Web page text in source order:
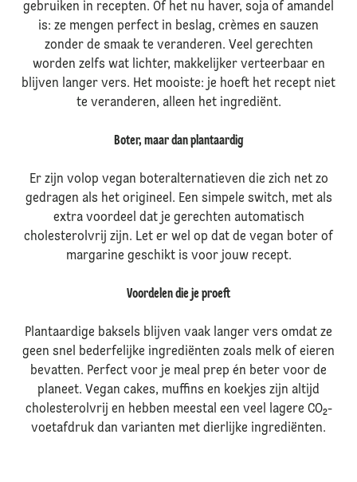
gebruiken in recepten. Of het nu haver, soja of amandel
is: ze mengen perfect in beslag, crèmes en sauzen
zonder de smaak te veranderen. Veel gerechten
worden zelfs wat lichter, makkelijker verteerbaar en
blijven langer vers. Het mooiste: je hoeft het recept niet
te veranderen, alleen het ingrediënt.
Boter, maar dan plantaardig
Er zijn volop vegan boteralternatieven die zich net zo
gedragen als het origineel. Een simpele switch, met als
extra voordeel dat je gerechten automatisch
cholesterolvrij zijn. Let er wel op dat de vegan boter of
margarine geschikt is voor jouw recept.
Voordelen die je proeft
Plantaardige baksels blijven vaak langer vers omdat ze
geen snel bederfelijke ingrediënten zoals melk of eieren
bevatten. Perfect voor je meal prep én beter voor de
planeet. Vegan cakes, muffins en koekjes zijn altijd
cholesterolvrij en hebben meestal een veel lagere CO₂-
voetafdruk dan varianten met dierlijke ingrediënten.